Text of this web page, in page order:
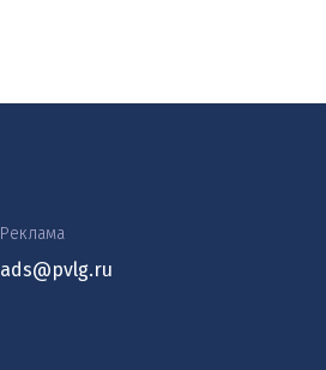
Реклама
ads@pvlg.ru